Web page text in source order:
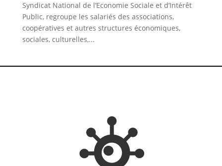
Syndicat National de l’Economie Sociale et d’Intérêt
Public, regroupe les salariés des associations,
coopératives et autres structures économiques,
sociales, culturelles,...